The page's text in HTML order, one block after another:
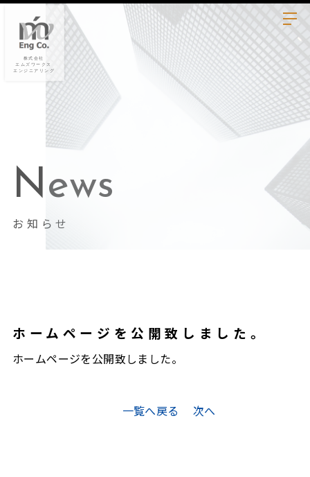
お知らせ
News
ホームページを公開致しました。
ホームページを公開致しました。
一覧へ戻る 次へ